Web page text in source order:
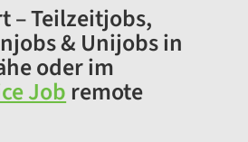
– Teilzeitjobs,
& Unijobs in
oder im
Job remote